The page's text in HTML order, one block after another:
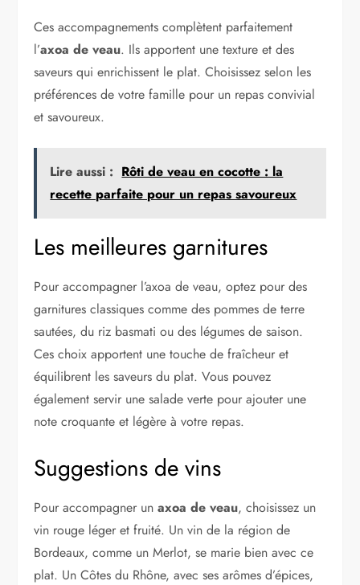
Ces accompagnements complètent parfaitement
l’axoa de veau. Ils apportent une texture et des
saveurs qui enrichissent le plat. Choisissez selon les
préférences de votre famille pour un repas convivial
et savoureux.
Lire aussi : Rôti de veau en cocotte : la
recette parfaite pour un repas savoureux
Les meilleures garnitures
Pour accompagner l’axoa de veau, optez pour des
garnitures classiques comme des pommes de terre
sautées, du riz basmati ou des légumes de saison.
Ces choix apportent une touche de fraîcheur et
équilibrent les saveurs du plat. Vous pouvez
également servir une salade verte pour ajouter une
note croquante et légère à votre repas.
Suggestions de vins
Pour accompagner unaxoa de veau, choisissez un
vin rouge léger et fruité. Un vin de la région de
Bordeaux, comme un Merlot, se marie bien avec ce
plat. Un Côtes du Rhône, avec ses arômes d’épices,